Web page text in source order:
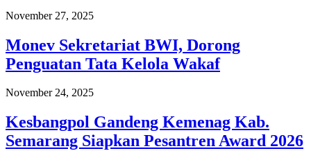
November 27, 2025
Monev Sekretariat BWI, Dorong
Penguatan Tata Kelola Wakaf
November 24, 2025
Kesbangpol Gandeng Kemenag Kab.
Semarang Siapkan Pesantren Award 2026